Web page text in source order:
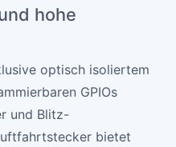
hohe
optisch isoliertem
GPIOs
und Blitz-
bietet